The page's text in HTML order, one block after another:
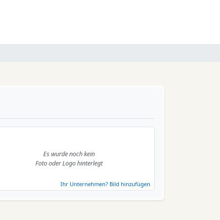
Es wurde noch kein
Foto oder Logo hinterlegt
Ihr Unternehmen? Bild hinzufügen